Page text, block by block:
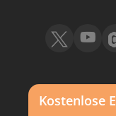
Kostenlose